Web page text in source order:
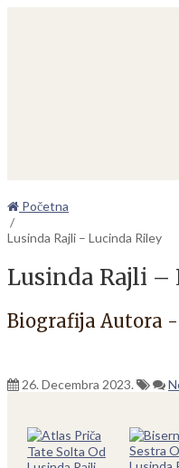
Početna
/
Lusinda Rajli – Lucinda Riley
Lusinda Rajli –
Biografija Autora
26. Decembra 2023.